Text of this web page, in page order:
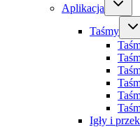
Aplikacja
Taśmy
Igły i